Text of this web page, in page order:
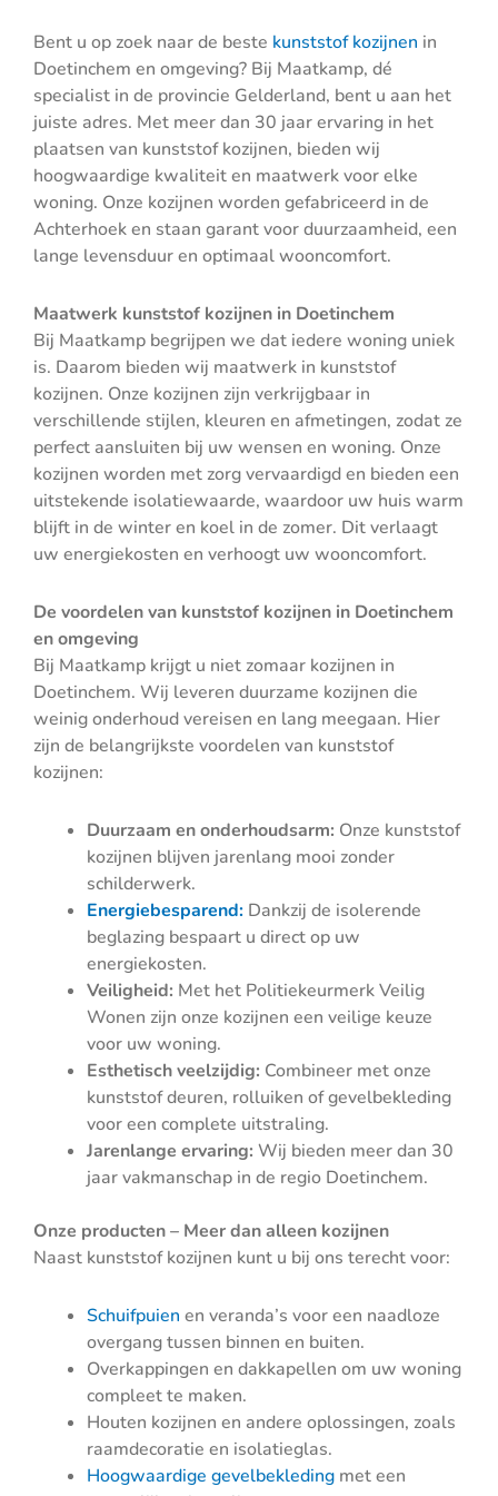
Bent u op zoek naar de beste kunststof kozijnen in
Doetinchem en omgeving? Bij Maatkamp, dé
specialist in de provincie Gelderland, bent u aan het
juiste adres. Met meer dan 30 jaar ervaring in het
plaatsen van kunststof kozijnen, bieden wij
hoogwaardige kwaliteit en maatwerk voor elke
woning. Onze kozijnen worden gefabriceerd in de
Achterhoek en staan garant voor duurzaamheid, een
lange levensduur en optimaal wooncomfort.
Maatwerk kunststof kozijnen in Doetinchem
Bij Maatkamp begrijpen we dat iedere woning uniek
is. Daarom bieden wij maatwerk in kunststof
kozijnen. Onze kozijnen zijn verkrijgbaar in
verschillende stijlen, kleuren en afmetingen, zodat ze
perfect aansluiten bij uw wensen en woning. Onze
kozijnen worden met zorg vervaardigd en bieden een
uitstekende isolatiewaarde, waardoor uw huis warm
blijft in de winter en koel in de zomer. Dit verlaagt
uw energiekosten en verhoogt uw wooncomfort.
De voordelen van kunststof kozijnen in Doetinchem
en omgeving
Bij Maatkamp krijgt u niet zomaar kozijnen in
Doetinchem. Wij leveren duurzame kozijnen die
weinig onderhoud vereisen en lang meegaan. Hier
zijn de belangrijkste voordelen van kunststof
kozijnen:
Duurzaam en onderhoudsarm: Onze kunststof
kozijnen blijven jarenlang mooi zonder
schilderwerk.
Energiebesparend: Dankzij de isolerende
beglazing bespaart u direct op uw
energiekosten.
Veiligheid: Met het Politiekeurmerk Veilig
Wonen zijn onze kozijnen een veilige keuze
voor uw woning.
Esthetisch veelzijdig: Combineer met onze
kunststof deuren, rolluiken of gevelbekleding
voor een complete uitstraling.
Jarenlange ervaring: Wij bieden meer dan 30
jaar vakmanschap in de regio Doetinchem.
Onze producten – Meer dan alleen kozijnen
Naast kunststof kozijnen kunt u bij ons terecht voor:
Schuifpuien en veranda’s voor een naadloze
overgang tussen binnen en buiten.
Overkappingen en dakkapellen om uw woning
compleet te maken.
Houten kozijnen en andere oplossingen, zoals
raamdecoratie en isolatieglas.
Hoogwaardige gevelbekleding met een